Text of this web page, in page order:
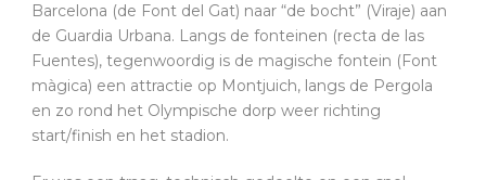
Barcelona (de Font del Gat) naar “de bocht” (Viraje) aan
de Guardia Urbana. Langs de fonteinen (recta de las
Fuentes), tegenwoordig is de magische fontein (Font
màgica) een attractie op Montjuich, langs de Pergola
en zo rond het Olympische dorp weer richting
start/finish en het stadion.